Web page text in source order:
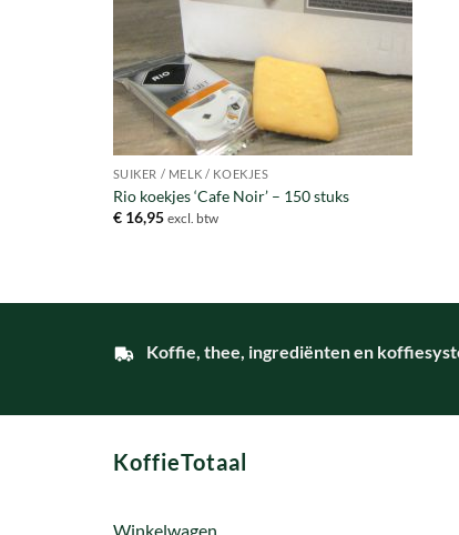
SUIKER / MELK / KOEKJES
Rio koekjes ‘Cafe Noir’ – 150 stuks
€16,95 excl. btw
Koffie, thee, ingrediënten en
KoffieTotaal
Winkelwagen